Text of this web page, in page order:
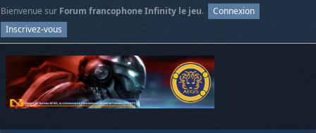
Bienvenue sur Forum francophone Infinity le jeu.
Connexion
Inscrivez-vous